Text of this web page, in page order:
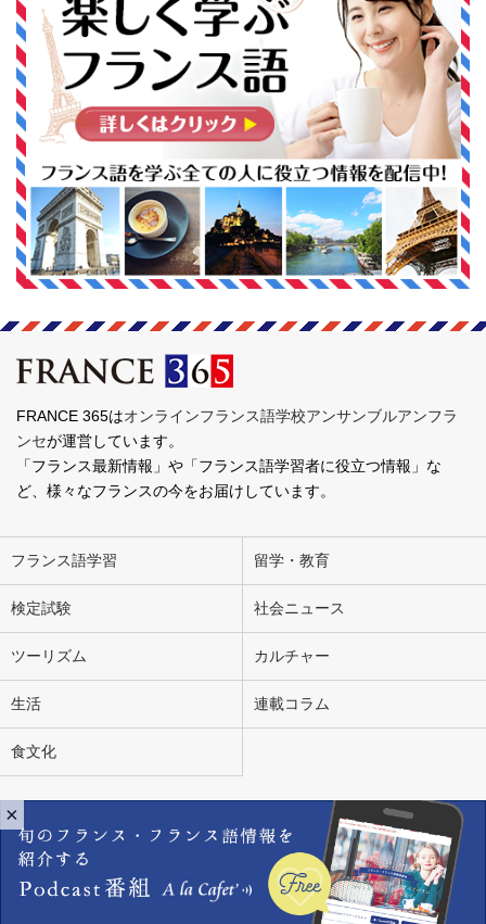
FRANCE 365はオンラインフランス語学校アンサンブルアンフラ
ンセが運営しています。
「フランス最新情報」や「フランス語学習者に役立つ情報」な
ど、様々なフランスの今をお届けしています。
フランス語学習 留学・教育
検定試験 社会ニュース
ツーリズム カルチャー
生活 連載コラム
食文化
ライター募集
個人情報の取り扱いについて
Copyright Ensemble en Français. All Rights Reserved.
×